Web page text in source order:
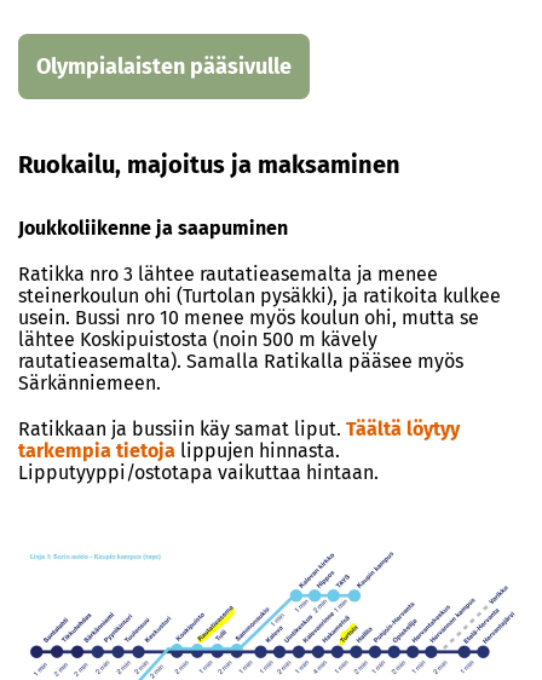
Olympialaisten pääsivulle
Ruokailu, majoitus ja maksaminen
Joukkoliikenne ja saapuminen
Ratikka nro 3 lähtee rautatieasemalta ja menee
steinerkoulun ohi (Turtolan pysäkki), ja ratikoita kulkee
usein. Bussi nro 10 menee myös koulun ohi, mutta se
lähtee Koskipuistosta (noin 500 m kävely
rautatieasemalta). Samalla Ratikalla pääsee myös
Särkänniemeen.
Ratikkaan ja bussiin käy samat liput. Täältä löytyy
tarkempia tietoja lippujen hinnasta.
Lipputyyppi/ostotapa vaikuttaa hintaan.